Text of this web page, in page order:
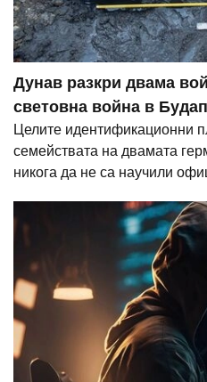
Дунав разкри двама
световна война в
Целите идентификационни
семействата на двамата
никога да не са научили